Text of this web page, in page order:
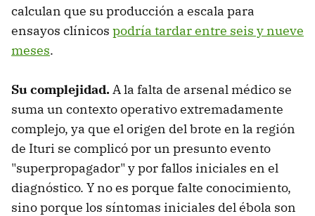
calculan que su producción a escala para
ensayos clínicos podría tardar entre seis y nueve
meses.
Su complejidad.A la falta de arsenal médico se
suma un contexto operativo extremadamente
complejo, ya que el origen del brote en la región
de Ituri se complicó por un presunto evento
"superpropagador" y por fallos iniciales en el
diagnóstico. Y no es porque falte conocimiento,
sino porque los síntomas iniciales del ébola son